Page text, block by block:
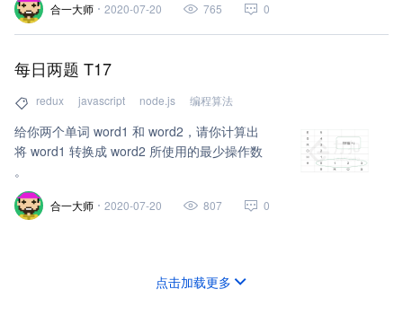
合一大师 2020-07-20 765 0
每日两题 T17
redux javascript node.js 编程算法
给你两个单词 word1 和 word2，请你计算出
将 word1 转换成 word2 所使用的最少操作数
。
合一大师 2020-07-20 807 0
点击加载更多